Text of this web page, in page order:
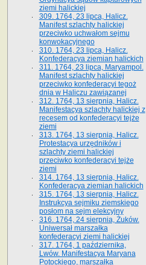
ziemi halickiej
309. 1764, 23 lipca, Halicz.
Manifest szlachty halickiej
przeciwko uchwałom sejmu
konwokacyjnego
310. 1764, 23 lipca, Halicz.
Konfederacya ziemian halickich
311. 1764, 23 lipca, Maryampol.
Manifest szlachty halickiej
przeciwko konfederacyi tegoż
dnia w Haliczu zawiązanej
312. 1764, 13 sierpnia, Halicz.
Manifestacya szlachty halickiej z
recesem od konfederacyi tejże
ziemi
313. 1764, 13 sierpnia, Halicz.
Protestacya urzędników i
szlachty ziemi halickiej
przeciwko konfederacyi tejże
ziemi
314. 1764, 13 sierpnia, Halicz.
Konfederacya ziemian halickich
315. 1764, 13 sierpnia, Halicz.
Instrukcya sejmiku ziemskiego
posłom na sejm elekcyjny
316. 1764, 24 sierpnia, Żuków.
Uniwersał marszałka
konfederacyi ziemi halickiej
317. 1764, 1 października,
Lwów. Manifestacya Maryana
Potockiego, marszałka